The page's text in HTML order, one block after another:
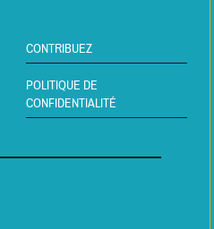
CONTRIBUEZ
POLITIQUE DE
CONFIDENTIALITÉ